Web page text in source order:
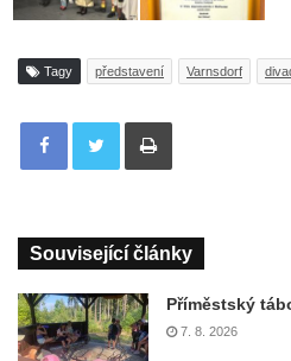
Tagy představení Varnsdorf
Tisknout
Související články
Příměstský
7. 8. 2026